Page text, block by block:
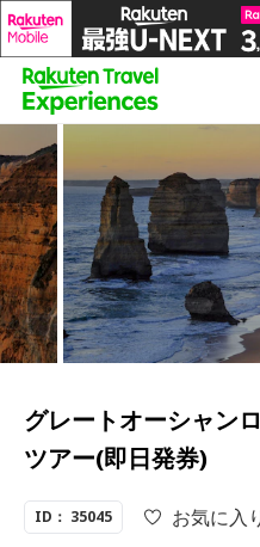
グレートオーシャン
ツアー(即日発券)
ID： 35045 お気に入